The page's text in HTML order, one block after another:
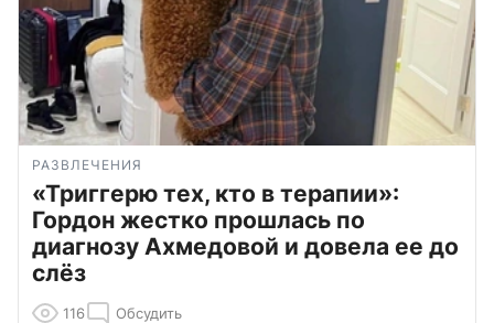
РАЗВЛЕЧЕНИЯ
«Триггерю тех, кто в терапии»:
Гордон жестко прошлась по
диагнозу Ахмедовой и довела ее до
слёз
116 Обсудить